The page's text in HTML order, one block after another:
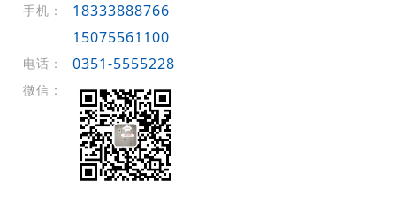
手机：
18333888766
15075561100
电话： 0351-5555228
微信：